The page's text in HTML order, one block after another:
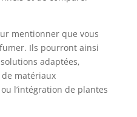
mentionner que vous
Ils pourront ainsi
adaptées,
matériaux
l’intégration de plantes